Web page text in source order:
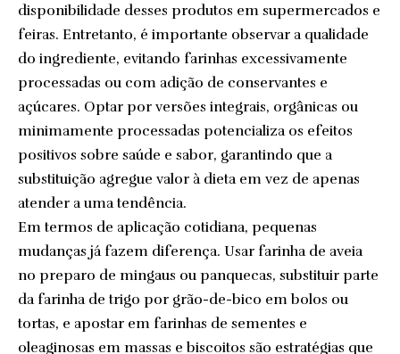
disponibilidade desses produtos em supermercados e
feiras. Entretanto, é importante observar a qualidade
do ingrediente, evitando farinhas excessivamente
processadas ou com adição de conservantes e
açúcares. Optar por versões integrais, orgânicas ou
minimamente processadas potencializa os efeitos
positivos sobre saúde e sabor, garantindo que a
substituição agregue valor à dieta em vez de apenas
atender a uma tendência.
Em termos de aplicação cotidiana, pequenas
mudanças já fazem diferença. Usar farinha de aveia
no preparo de mingaus ou panquecas, substituir parte
da farinha de trigo por grão-de-bico em bolos ou
tortas, e apostar em farinhas de sementes e
oleaginosas em massas e biscoitos são estratégias que